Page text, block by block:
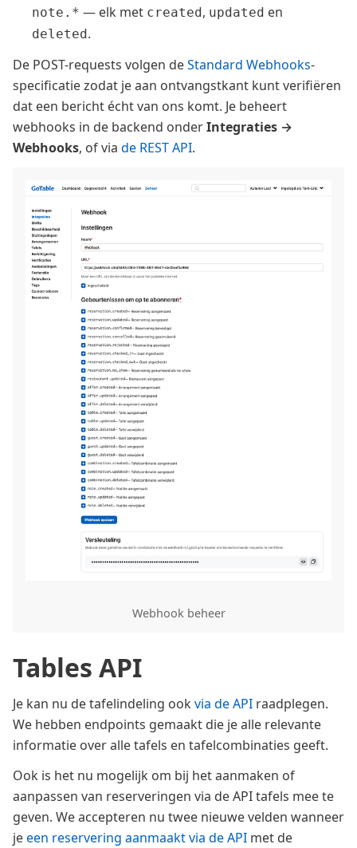
note.* — elk met created, updated en
deleted.
De POST-requests volgen deStandard Webhooks-
specificatie zodat je aan ontvangstkant kunt verifiëren
dat een bericht écht van ons komt. Je beheert
webhooks in de backend onderIntegraties →
Webhooks, of via de REST API.
Webhook beheer
Tables API
Je kan nu de tafelindeling ook via de API raadplegen.
We hebben endpoints gemaakt die je alle relevante
informatie over alle tafels en tafelcombinaties geeft.
Ook is het nu mogelijk om bij het aanmaken of
aanpassen van reserveringen via de API tafels mee te
geven. We accepteren nu twee nieuwe velden wanneer
jeeen reservering aanmaakt via de API met de